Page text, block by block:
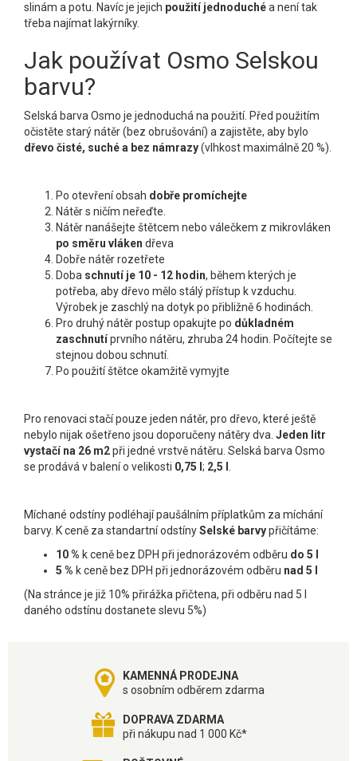
slinám a potu. Navíc je jejich použití jednoduchéa není tak
třeba najímat lakýrníky.
Jak používat Osmo Selskou
barvu?
Selská barva Osmo je jednoduchá na použití. Před použitím
očistěte starý nátěr (bez obrušování) a zajistěte, aby bylo
dřevo čisté, suché a bez námrazy(vlhkost maximálně 20 %).
Po otevření obsah dobře promíchejte
Nátěr s ničím neřeďte.
Nátěr nanášejte štětcem nebo válečkem z mikrovláken
po směru vláken dřeva
Dobře nátěr rozetřete
Doba schnutí je 10 - 12 hodin, během kterých je
potřeba, aby dřevo mělo stálý přístup k vzduchu.
Výrobek je zaschlý na dotyk po přibližně 6 hodinách.
Pro druhý nátěr postup opakujte po důkladném
zaschnutíprvního nátěru, zhruba 24 hodin. Počítejte se
stejnou dobou schnutí.
Po použití štětce okamžitě vymyjte
Pro renovaci stačí pouze jeden nátěr, pro dřevo, které ještě
nebylo nijak ošetřeno jsou doporučeny nátěry dva. Jeden litr
vystačí na 26 m2při jedné vrstvě nátěru. Selská barva Osmo
se prodává v balení o velikosti 0,75 l ; 2,5 l
Míchané odstíny podléhají paušálním příplatkům za míchání
barvy. K ceně za standartní odstínySelské barvypřičítáme:
10 % k ceně bez DPH při jednorázovém odběru do 5 l
5 % k ceně bez DPH při jednorázovém odběru nad 5 l
(Na stránce je již 10% přirážka přičtena, při odběru nad 5 l
daného odstínu dostanete slevu 5%)
KAMENNÁ PRODEJNA
s osobním odběrem zdarma
DOPRAVA ZDARMA
při nákupu nad 1 000 Kč*